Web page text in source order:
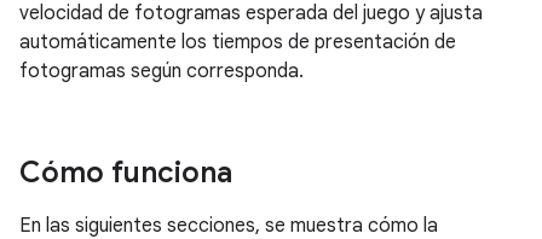
velocidad de fotogramas esperada del juego y ajusta
automáticamente los tiempos de presentación de
fotogramas según corresponda.
Cómo funciona
En las siguientes secciones, se muestra cómo la